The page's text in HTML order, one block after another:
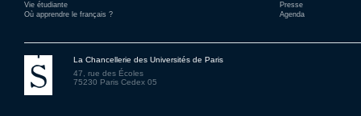
Vie étudiante
Où apprendre le français ?
Presse
Agenda
La Chancellerie des Universités de Paris
47, rue des Écoles
75230 Paris Cedex 05